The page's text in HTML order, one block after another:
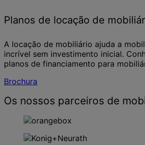
Planos de locação de
A locação de mobiliário ajuda a
incrível sem investimento inicial.
planos de financiamento para
Brochura
Os nossos parceiros de